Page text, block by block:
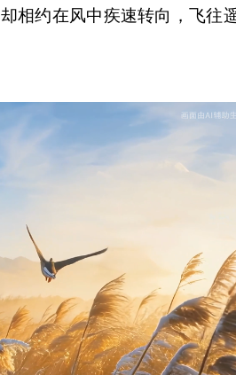
相约在风中疾速转向，飞往